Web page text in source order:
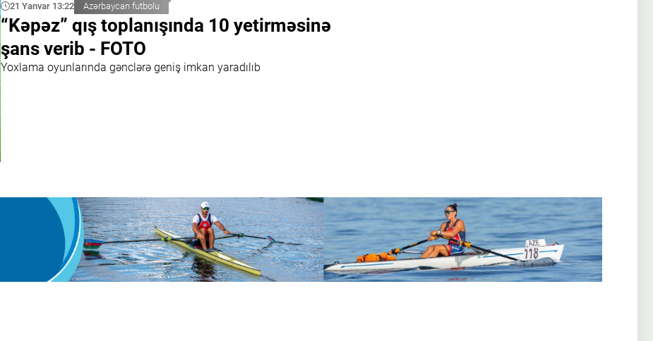
21 Yanvar 13:22 Azərbaycan futbolu
“Kəpəz” qış toplanışında 10 yetirməsinə
şans verib - FOTO
Yoxlama oyunlarında gənclərə geniş imkan yaradılıb